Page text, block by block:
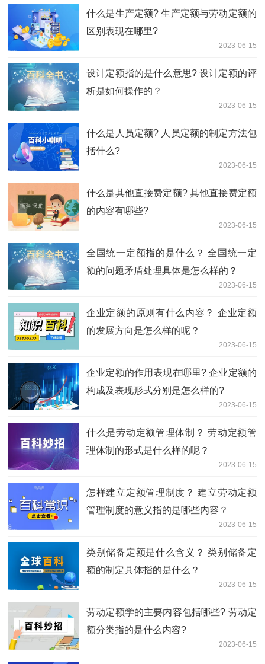
什么是生产定额? 生产定额与劳动定额的
区别表现在哪里?
2023-06-15
设计定额指的是什么意思? 设计定额的评
析是如何操作的？
2023-06-15
什么是人员定额? 人员定额的制定方法包
括什么?
2023-06-15
什么是其他直接费定额? 其他直接费定额
的内容有哪些?
2023-06-15
全国统一定额指的是什么？ 全国统一定
额的问题矛盾处理具体是怎么样的？
2023-06-15
企业定额的原则有什么内容？ 企业定额
的发展方向是怎么样的呢？
2023-06-15
企业定额的作用表现在哪里? 企业定额的
构成及表现形式分别是怎么样的?
2023-06-15
什么是劳动定额管理体制？ 劳动定额管
理体制的形式是什么样的呢？
2023-06-15
怎样建立定额管理制度？ 建立劳动定额
管理制度的意义指的是哪些内容？
2023-06-15
类别储备定额是什么含义？ 类别储备定
额的制定具体指的是什么？
2023-06-15
劳动定额学的主要内容包括哪些? 劳动定
额分类指的是什么内容?
2023-06-15